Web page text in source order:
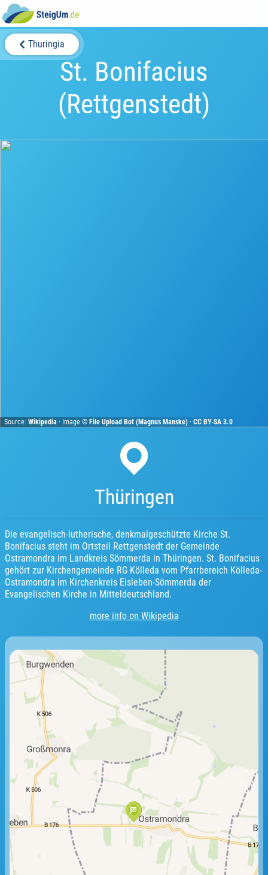
Thuringia
St. Bonifacius
(Rettgenstedt)
Source:Wikipedia · Image ©File Upload Bot (Magnus Manske) ·CC BY-SA 3.0
Thüringen
Die evangelisch-lutherische, denkmalgeschützte Kirche St.
Bonifacius steht im Ortsteil Rettgenstedt der Gemeinde
Ostramondra im Landkreis Sömmerda in Thüringen. St. Bonifacius
gehört zur Kirchengemeinde RG Kölleda vom Pfarrbereich Kölleda-
Ostramondra im Kirchenkreis Eisleben-Sömmerda der
Evangelischen Kirche in Mitteldeutschland.
more info on Wikipedia